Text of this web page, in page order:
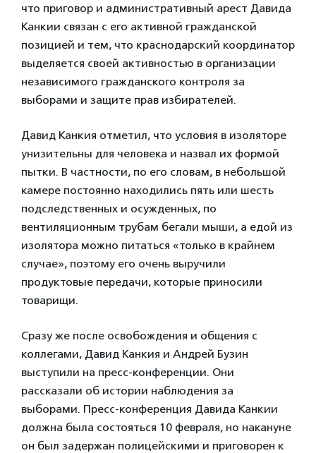
что приговор и административный арест Давида
Канкии связан с его активной гражданской
позицией и тем, что краснодарский координатор
выделяется своей активностью в организации
независимого гражданского контроля за
выборами и защите прав избирателей.
Давид Канкия отметил, что условия в изоляторе
унизительны для человека и назвал их формой
пытки. В частности, по его словам, в небольшой
камере постоянно находились пять или шесть
подследственных и осужденных, по
вентиляционным трубам бегали мыши, а едой из
изолятора можно питаться «только в крайнем
случае», поэтому его очень выручили
продуктовые передачи, которые приносили
товарищи.
Сразу же после освобождения и общения с
коллегами, Давид Канкия и Андрей Бузин
выступили на пресс-конференции. Они
рассказали об истории наблюдения за
выборами. Пресс-конференция Давида Канкии
должна была состояться 10 февраля, но накануне
он был задержан полицейскими и приговорен к